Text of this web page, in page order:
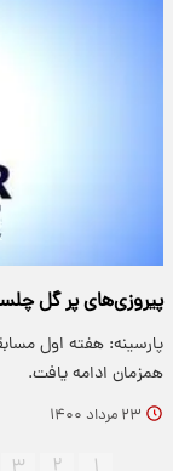
پیروزی‌های پر گل
همزمان ادامه یافت.
۲۳ مرداد ۱۴۰۰